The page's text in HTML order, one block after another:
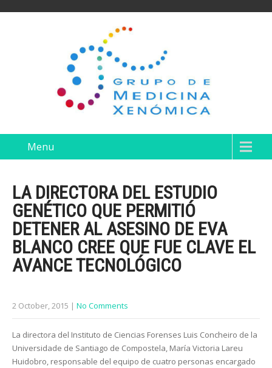
Menu
LA DIRECTORA DEL ESTUDIO
GENÉTICO QUE PERMITIÓ
DETENER AL ASESINO DE EVA
BLANCO CREE QUE FUE CLAVE EL
AVANCE TECNOLÓGICO
2 October, 2015 | No Comments
La directora del Instituto de Ciencias Forenses Luis Concheiro de la
Universidade de Santiago de Compostela, María Victoria Lareu
Huidobro, responsable del equipo de cuatro personas encargado